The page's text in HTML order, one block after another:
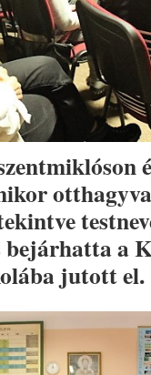
a
jutott el.